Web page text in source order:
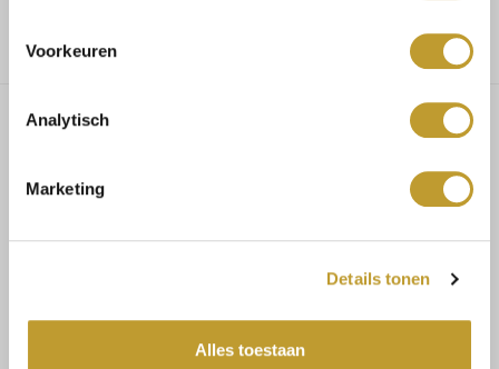
Voorkeuren
Analytisch
Marketing
Details tonen
Alles toestaan
Dai lace detail top powder blue
Maat 38 bestel maat M